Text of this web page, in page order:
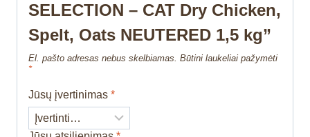
SELECTION – CAT Dry Chicken,
Spelt, Oats NEUTERED 1,5 kg”
El. pašto adresas nebus skelbiamas. Būtini laukeliai pažymėti
*
Jūsų įvertinimas *